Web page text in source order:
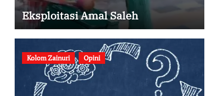
Eksploitasi Amal Saleh
Kolom Zainuri Opini